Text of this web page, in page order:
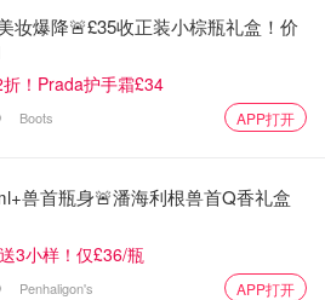
。妆爆降🚨£35收正装小棕瓶礼盒！价
！Prada护手霜£34
Boots APP打开
兽首瓶身🚨潘海利根兽首Q香礼盒
3小样！仅£36/瓶
Penhaligon's APP打开